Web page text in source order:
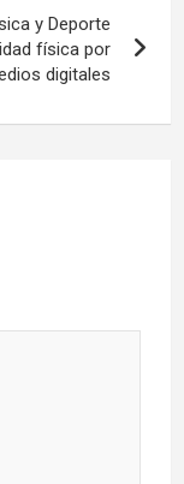
y Deporte
física por
digitales